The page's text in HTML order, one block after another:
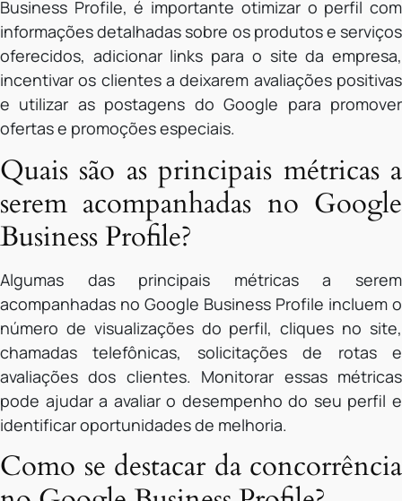
Business Profile, é importante otimizar o perfil com
informações detalhadas sobre os produtos e serviços
oferecidos, adicionar links para o site da empresa,
incentivar os clientes a deixarem avaliações positivas
e utilizar as postagens do Google para promover
ofertas e promoções especiais.
Quais são as principais métricas a
serem acompanhadas no Google
Business Profile?
Algumas das principais métricas a serem
acompanhadas no Google Business Profile incluem o
número de visualizações do perfil, cliques no site,
chamadas telefônicas, solicitações de rotas e
avaliações dos clientes. Monitorar essas métricas
pode ajudar a avaliar o desempenho do seu perfil e
identificar oportunidades de melhoria.
Como se destacar da concorrência